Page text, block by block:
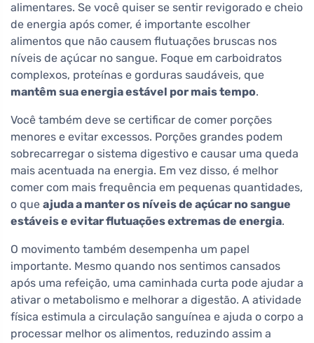
alimentares. Se você quiser se sentir revigorado e cheio
de energia após comer, é importante escolher
alimentos que não causem flutuações bruscas nos
níveis de açúcar no sangue. Foque em carboidratos
complexos, proteínas e gorduras saudáveis, que
mantêm sua energia estável por mais tempo.
Você também deve se certificar de comer porções
menores e evitar excessos. Porções grandes podem
sobrecarregar o sistema digestivo e causar uma queda
mais acentuada na energia. Em vez disso, é melhor
comer com mais frequência em pequenas quantidades,
o que ajuda a manter os níveis de açúcar no sangue
estáveis e evitar flutuações extremas de energia.
O movimento também desempenha um papel
importante. Mesmo quando nos sentimos cansados
após uma refeição, uma caminhada curta pode ajudar a
ativar o metabolismo e melhorar a digestão. A atividade
física estimula a circulação sanguínea e ajuda o corpo a
processar melhor os alimentos, reduzindo assim a